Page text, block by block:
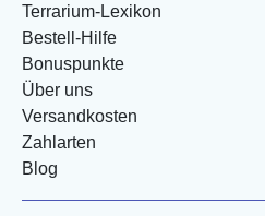
Terrarium-Lexikon
Bestell-Hilfe
Bonuspunkte
Über uns
Versandkosten
Zahlarten
Blog